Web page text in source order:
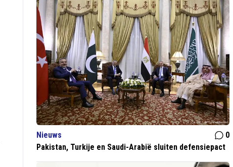
Nieuws
0
Pakistan, Turkije en Saudi-Arabië sluiten defensiepact